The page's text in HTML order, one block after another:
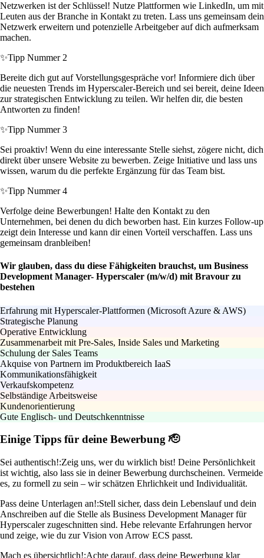
Netzwerken ist der Schlüssel! Nutze Plattformen wie LinkedIn, um mit
Leuten aus der Branche in Kontakt zu treten. Lass uns gemeinsam dein
Netzwerk erweitern und potenzielle Arbeitgeber auf dich aufmerksam
machen.
✨Tipp Nummer 2
Bereite dich gut auf Vorstellungsgespräche vor! Informiere dich über
die neuesten Trends im Hyperscaler-Bereich und sei bereit, deine Ideen
zur strategischen Entwicklung zu teilen. Wir helfen dir, die besten
Antworten zu finden!
✨Tipp Nummer 3
Sei proaktiv! Wenn du eine interessante Stelle siehst, zögere nicht, dich
direkt über unsere Website zu bewerben. Zeige Initiative und lass uns
wissen, warum du die perfekte Ergänzung für das Team bist.
✨Tipp Nummer 4
Verfolge deine Bewerbungen! Halte den Kontakt zu den
Unternehmen, bei denen du dich beworben hast. Ein kurzes Follow-up
zeigt dein Interesse und kann dir einen Vorteil verschaffen. Lass uns
gemeinsam dranbleiben!
Wir glauben, dass du diese Fähigkeiten brauchst, um Business
Development Manager- Hyperscaler (m/w/d) mit Bravour zu
bestehen
Erfahrung mit Hyperscaler-Plattformen (Microsoft Azure & AWS)
Strategische Planung
Operative Entwicklung
Zusammenarbeit mit Pre-Sales, Inside Sales und Marketing
Schulung der Sales Teams
Akquise von Partnern im Produktbereich IaaS
Kommunikationsfähigkeit
Verkaufskompetenz
Selbständige Arbeitsweise
Kundenorientierung
Gute Englisch- und Deutschkenntnisse
Einige Tipps für deine Bewerbung 🫡
Sei authentisch!:Zeig uns, wer du wirklich bist! Deine Persönlichkeit
ist wichtig, also lass sie in deiner Bewerbung durchscheinen. Vermeide
es, zu formell zu sein – wir schätzen Ehrlichkeit und Individualität.
Pass deine Unterlagen an!:Stell sicher, dass dein Lebenslauf und dein
Anschreiben auf die Stelle als Business Development Manager für
Hyperscaler zugeschnitten sind. Hebe relevante Erfahrungen hervor
und zeige, wie du zur Vision von Arrow ECS passt.
Mach es übersichtlich!:Achte darauf, dass deine Bewerbung klar